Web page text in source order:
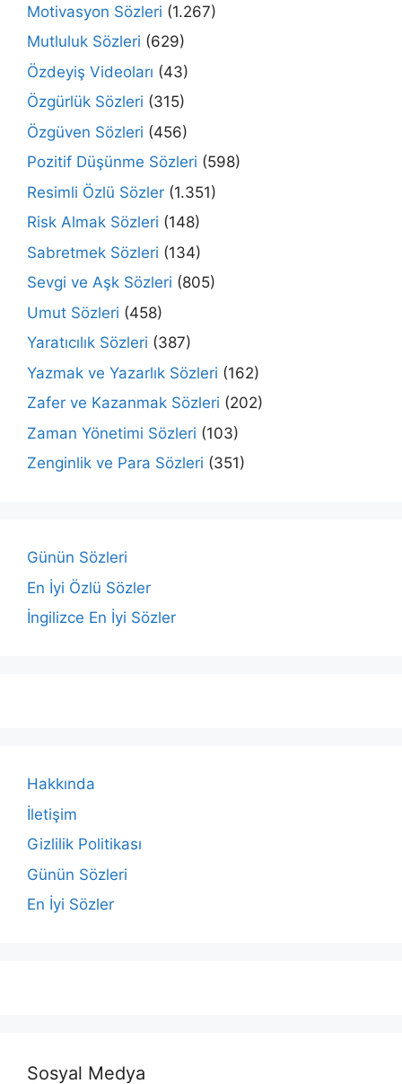
Motivasyon Sözleri (1.267)
Mutluluk Sözleri (629)
Özdeyiş Videoları (43)
Özgürlük Sözleri (315)
Özgüven Sözleri (456)
Pozitif Düşünme Sözleri (598)
Resimli Özlü Sözler (1.351)
Risk Almak Sözleri (148)
Sabretmek Sözleri (134)
Sevgi ve Aşk Sözleri (805)
Umut Sözleri (458)
Yaratıcılık Sözleri (387)
Yazmak ve Yazarlık Sözleri (162)
Zafer ve Kazanmak Sözleri (202)
Zaman Yönetimi Sözleri (103)
Zenginlik ve Para Sözleri (351)
Günün Sözleri
En İyi Özlü Sözler
İngilizce En İyi Sözler
Hakkında
İletişim
Gizlilik Politikası
Günün Sözleri
En İyi Sözler
Sosyal Medya